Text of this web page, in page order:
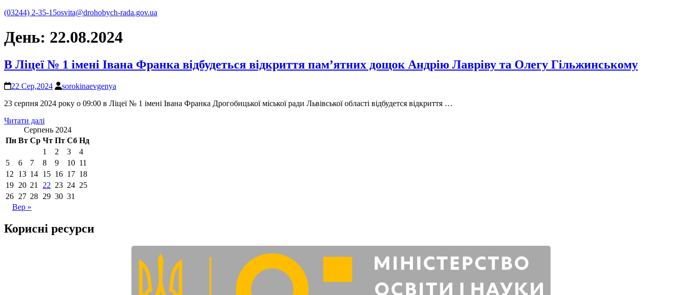
(03244) 2-35-15osvita@drohobych-rada.gov.ua
День: 22.08.2024
В Ліцеї № 1 імені Івана Франка відбудеться відкриття пам’ятних дощок Андрію Лавріву та Олегу Гільжинському
22 Сер,2024
sorokinaevgenya
23 серпня 2024 року о 09:00 в Ліцеї № 1 імені Івана Франка Дрогобицької міської ради Львівської області відбудется відкриття …
Читати далі
Серпень 2024
Пн Вт Ср Чт Пт Сб Нд
1
2 3
4
5
6 7 8 9 10 11
12
13 14 15 16 17 18
19 20 21 22 23 24 25
26 27 28 29 30 31
Вер »
Корисні ресурси